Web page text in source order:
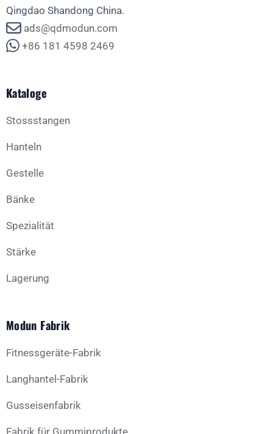
Qingdao Shandong China.
ads@qdmodun.com
+86 181 4598 2469
Kataloge
Stossstangen
Hanteln
Gestelle
Bänke
Spezialität
Stärke
Lagerung
Modun Fabrik
Fitnessgeräte-Fabrik
Langhantel-Fabrik
Gusseisenfabrik